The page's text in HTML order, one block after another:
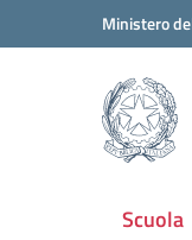
Vai ai contenuti
Vai al menu diMinistero
scuola
Scuola